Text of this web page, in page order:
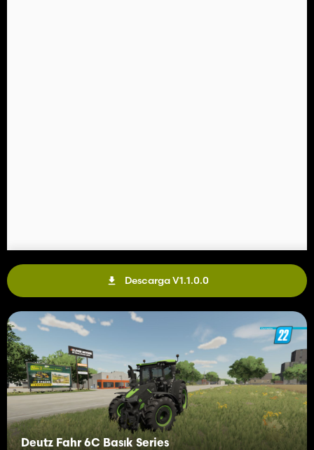
Descarga V1.1.0.0
Deutz Fahr 6C Basık Series